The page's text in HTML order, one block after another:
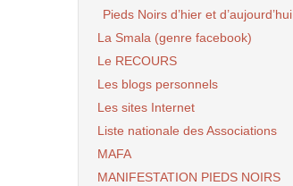
Pieds Noirs d’hier et d’aujourd’hui
La Smala (genre facebook)
Le RECOURS
Les blogs personnels
Les sites Internet
Liste nationale des Associations
MAFA
MANIFESTATION PIEDS NOIRS